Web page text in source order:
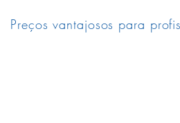
Preços vantajosos para